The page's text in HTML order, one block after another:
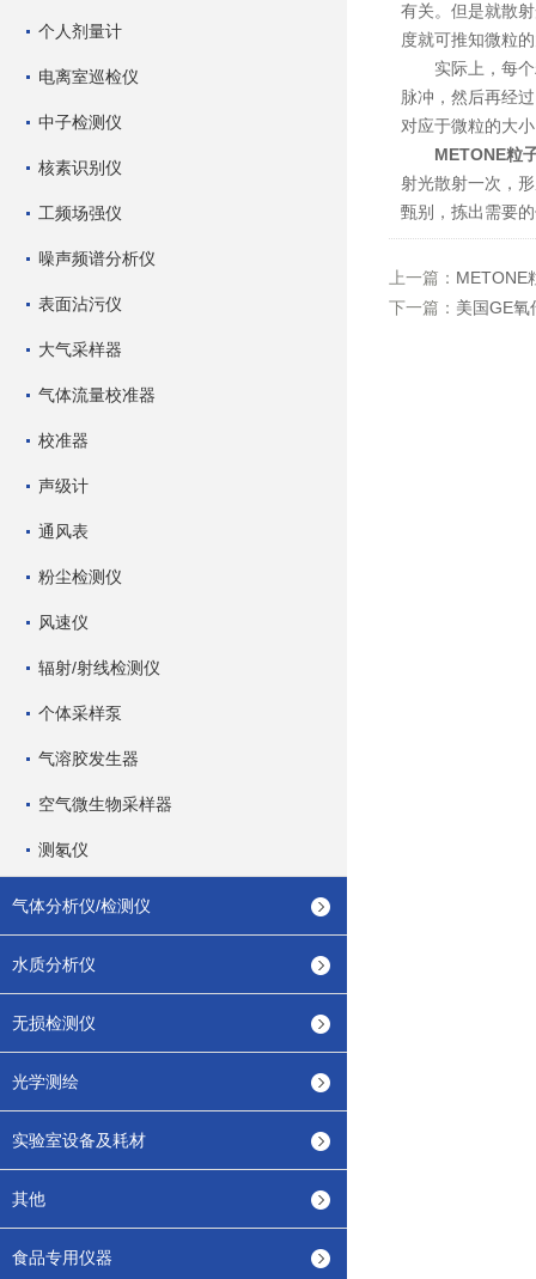
个人剂量计
电离室巡检仪
中子检测仪
核素识别仪
工频场强仪
噪声频谱分析仪
表面沾污仪
大气采样器
气体流量校准器
校准器
声级计
通风表
粉尘检测仪
风速仪
辐射/射线检测仪
个体采样泵
气溶胶发生器
空气微生物采样器
测氡仪
气体分析仪/检测仪
水质分析仪
无损检测仪
光学测绘
实验室设备及耗材
其他
食品专用仪器
有关。但是就散
度就可推知微粒
实际上，每个
脉冲，然后再经
对应于微粒的大
METONE粒
射光散射一次，
甄别，拣出需要
上一篇： METONE
下一篇： 美国GE氧